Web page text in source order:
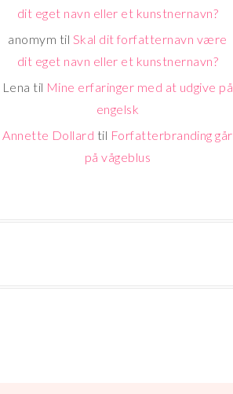
dit eget navn eller et kunstnernavn?
anomym til Skal dit forfatternavn være
dit eget navn eller et kunstnernavn?
Lena til Mine erfaringer med at udgive på
engelsk
Annette Dollard til Forfatterbranding går
på vågeblus